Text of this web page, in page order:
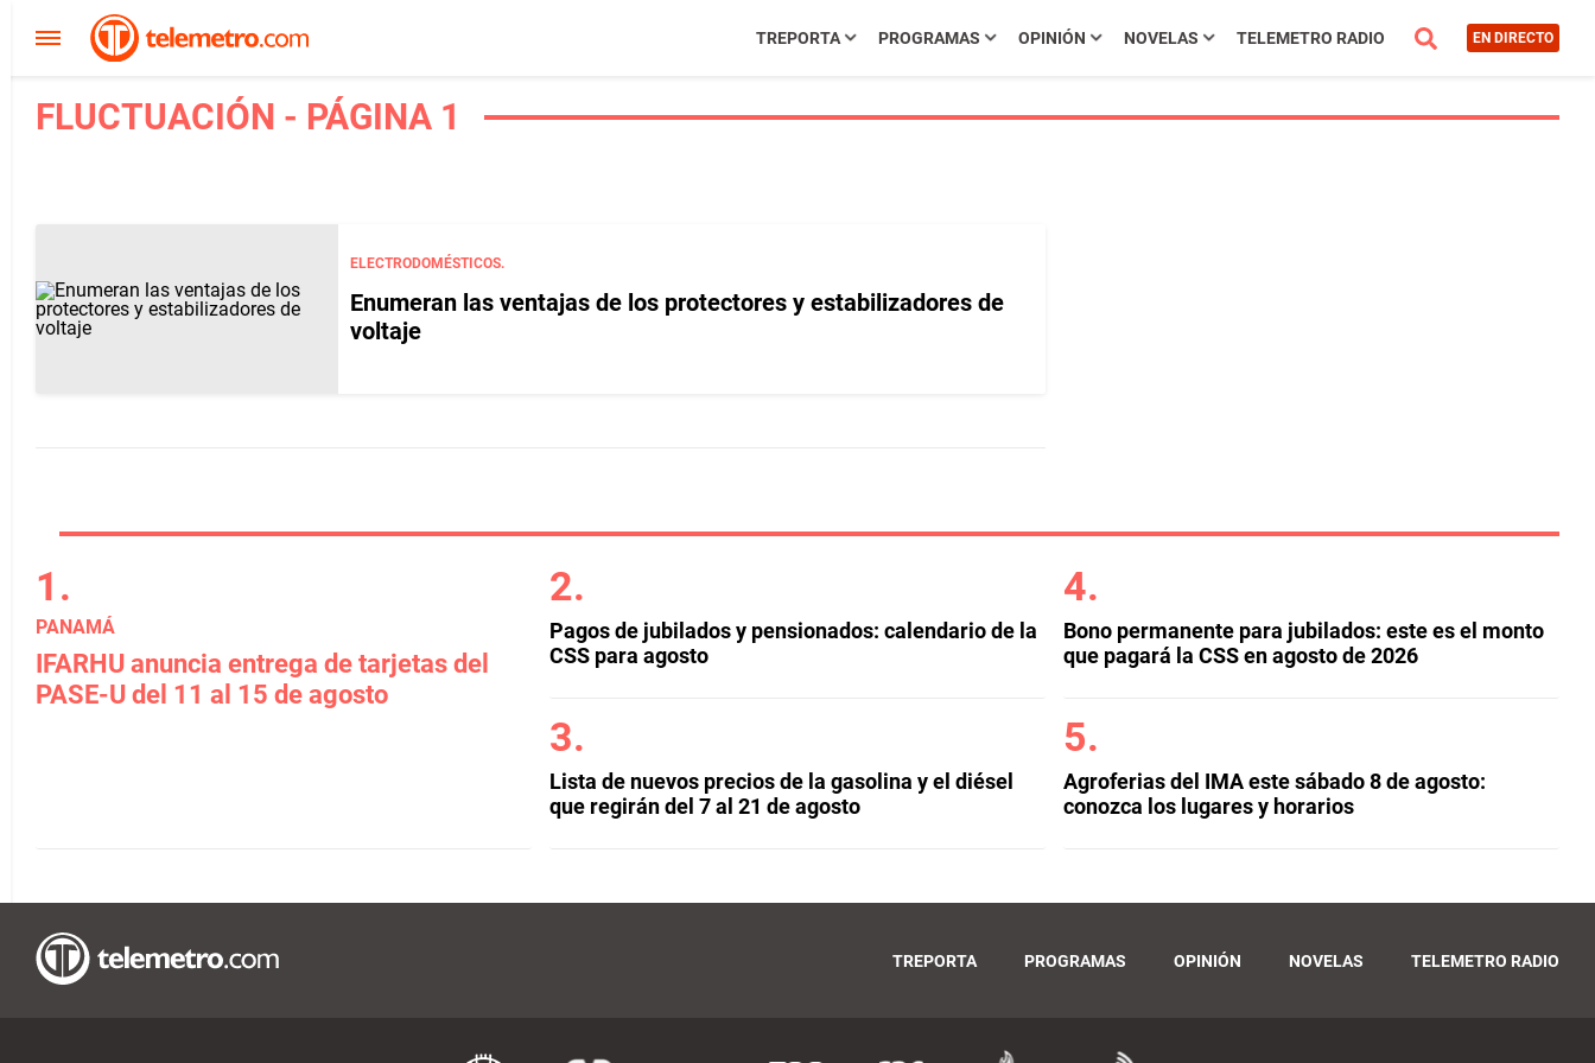
TREPORTA PROGRAMAS OPINIÓN NOVELAS TELEMETRO RADIO EN DIRECTO
FLUCTUACIÓN - PÁGINA 1
ELECTRODOMÉSTICOS.
Enumeran las ventajas de los protectores y estabilizadores de
voltaje
PANAMÁ
IFARHU anuncia entrega de tarjetas del
PASE-U del 11 al 15 de agosto
Pagos de jubilados y pensionados: calendario de la
CSS para agosto
Lista de nuevos precios de la gasolina y el diésel
que regirán del 7 al 21 de agosto
Bono permanente para jubilados: este es el monto
que pagará la CSS en agosto de 2026
Agroferias del IMA este sábado 8 de agosto:
conozca los lugares y horarios
TREPORTA PROGRAMAS OPINIÓN NOVELAS TELEMETRO RADIO